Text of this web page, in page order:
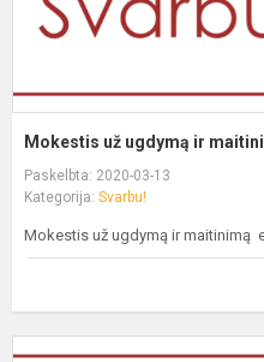
Mokestis už ugdymą ir
Paskelbta: 2020-03-13
Kategorija: Svarbu!
Mokestis už ugdymą ir maitinimą